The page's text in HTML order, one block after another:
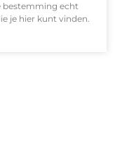
bestemming echt
je hier kunt vinden.